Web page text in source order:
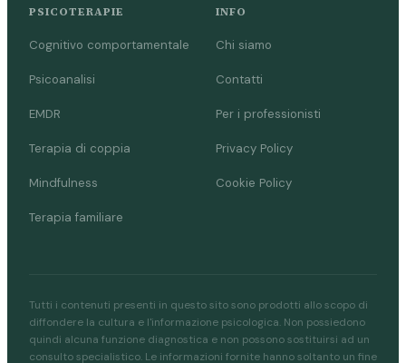
PSICOTERAPIE
Cognitivo comportamentale
Psicoanalisi
EMDR
Terapia di coppia
Mindfulness
Terapia familiare
INFO
Chi siamo
Contatti
Per i professionisti
Privacy Policy
Cookie Policy
Tutti i contenuti presenti in questo sito sono prodotti allo scopo di
diffondere la cultura e l'informazione psicologica. Non possiedono
quindi alcuna funzione diagnostica e non possono sostituirsi ad un
consulto specialistico. Le informazioni fornite hanno soltanto un fine